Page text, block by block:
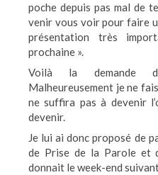
poche depuis pas mal de
venir vous voir pour faire
présentation très
prochaine ».
Voilà la demande
Malheureusement je ne
ne suffira pas à devenir
devenir.
Je lui ai donc proposé de
de Prise de la Parole et
donnait le week-end